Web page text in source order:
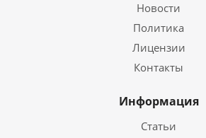
Новости
Политика
Лицензии
Контакты
Информация
Статьи